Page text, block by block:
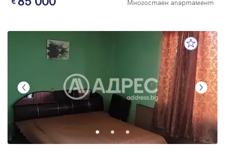
Многостаен апартамент